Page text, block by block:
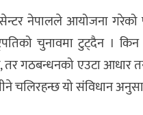
नेपालले आयोजना गरेको
चुनावमा टुट्दैन ।
तर गठबन्धनको एउटा
चलिरहन्छ यो संविधान